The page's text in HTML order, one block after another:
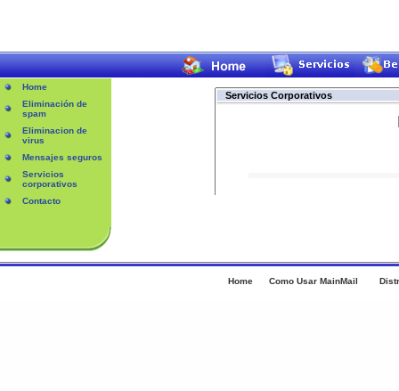
Home
Eliminación de
spam
Eliminacion de
virus
Mensajes seguros
Servicios
corporativos
Contacto
Servicios Corporativos
Home Como Usar MainMail